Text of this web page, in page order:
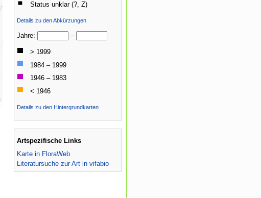
Status unklar (?, Z)
Details zu den Abkürzungen
Jahre: –
> 1999
1984 – 1999
1946 – 1983
< 1946
Details zu den Hintergrundkarten
Artspezifische Links
Karte in FloraWeb
Literatursuche zur Art in vifabio